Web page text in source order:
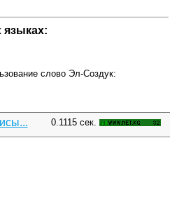
языках:
слово Эл-Создук:
0.1115 сек.